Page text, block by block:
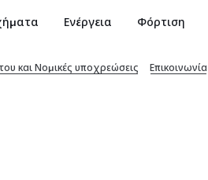
Ενέργεια Φόρτιση
και Νομικές υποχρεώσεις Επικοινωνία